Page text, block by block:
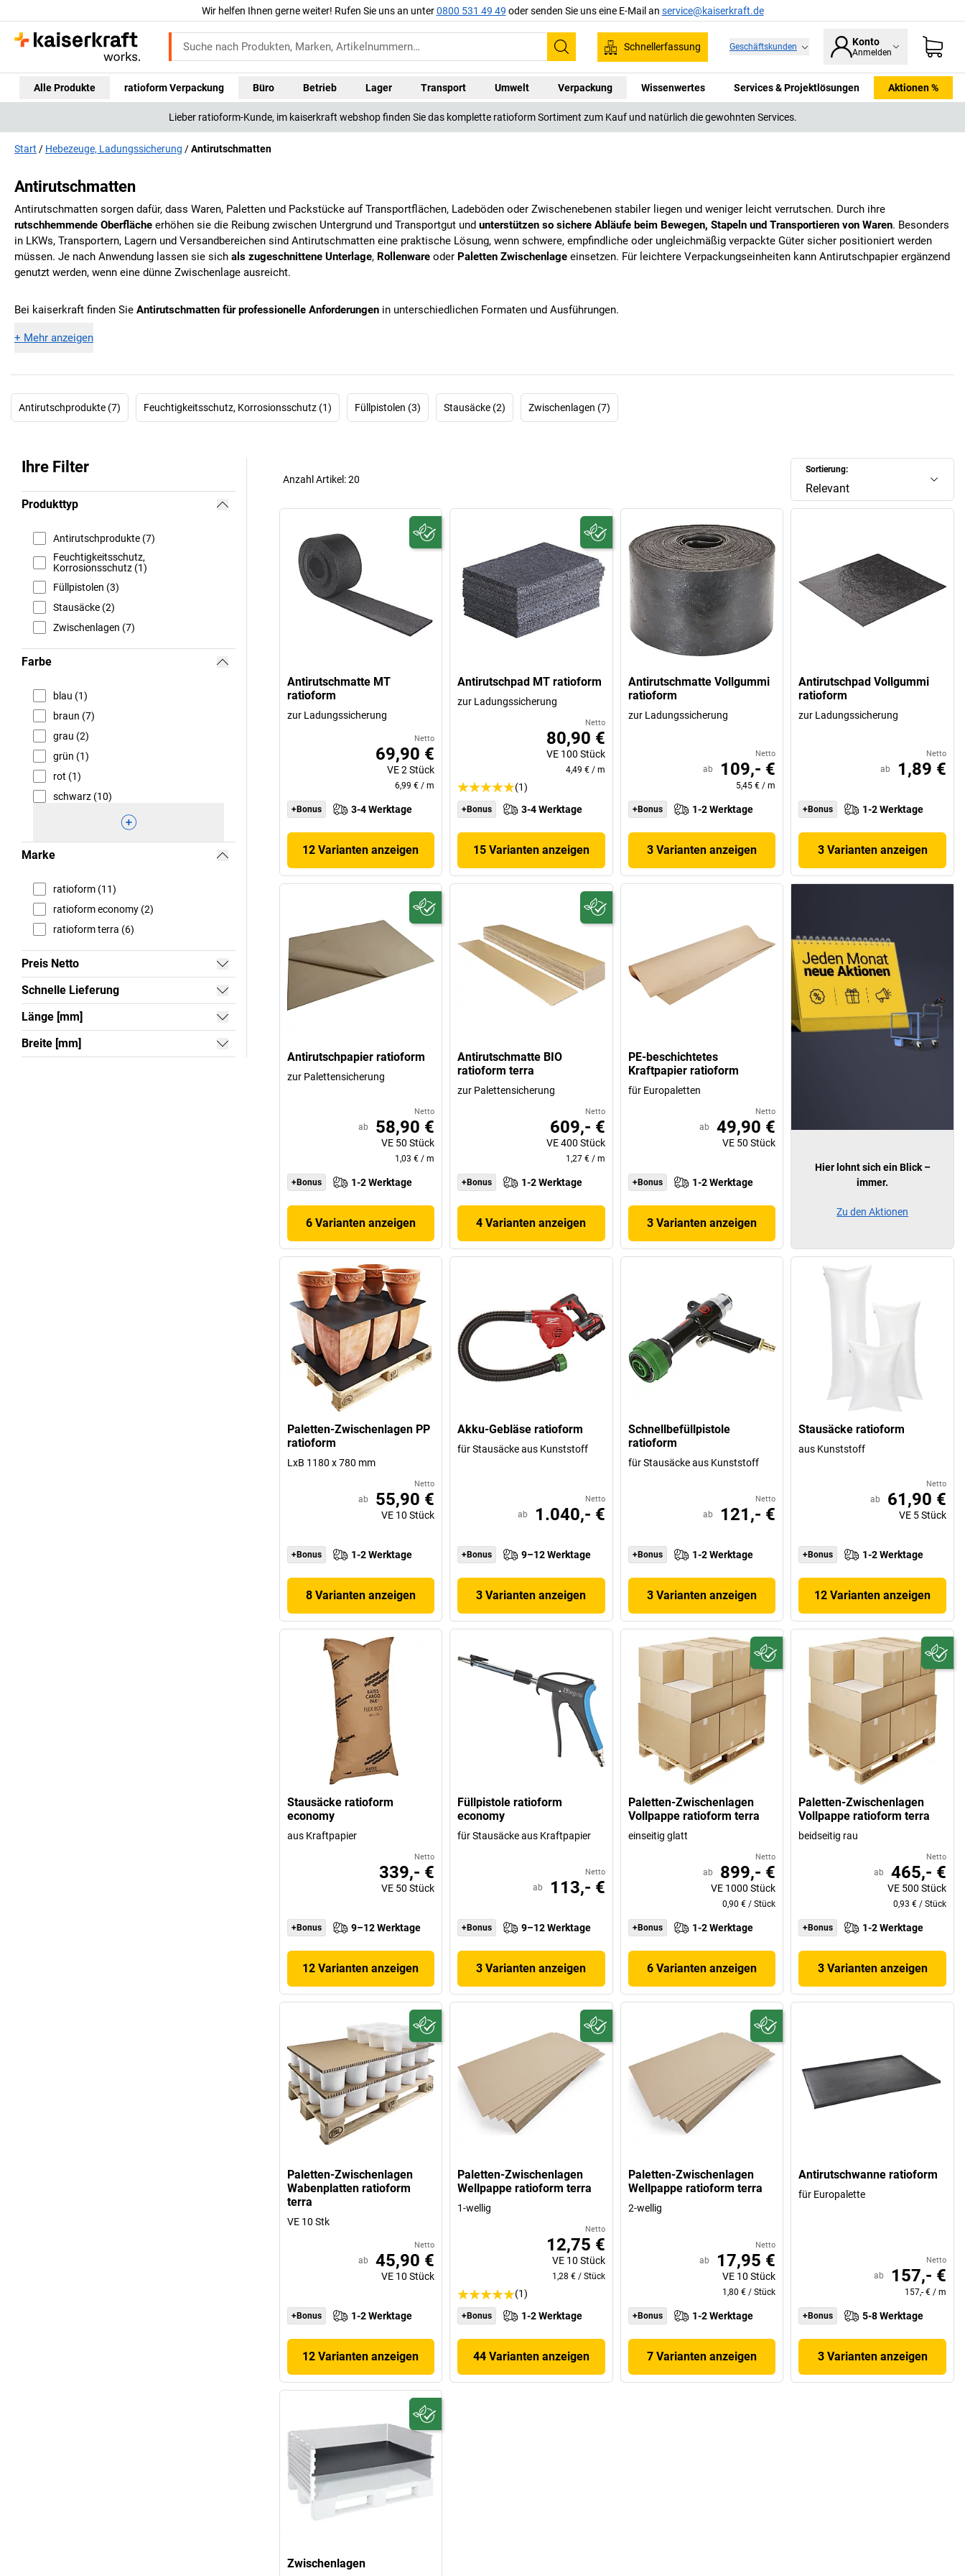
Wir helfen Ihnen gerne weiter! Rufen Sie uns an unter0800 531 49 49 oder senden Sie uns eine E-Mail an service@kaiserkraft.de
Suchen
Schnellerfassung Geschäftskunden Konto
Anmelden
Alle Produkte ratioform Verpackung Büro Betrieb Lager Transport Umwelt Verpackung Wissenwertes Services & Projektlösungen Aktionen %
Lieber ratioform-Kunde, im kaiserkraft webshop finden Sie das komplette ratioform Sortiment zum Kauf und natürlich die gewohnten Services.
Start Hebezeuge, Ladungssicherung Antirutschmatten
Antirutschmatten
Antirutschmatten sorgen dafür, dass Waren, Paletten und Packstücke auf Transportflächen, Ladeböden oder Zwischenebenen stabiler liegen und weniger leicht verrutschen. Durch ihre
rutschhemmende Oberfläche erhöhen sie die Reibung zwischen Untergrund und Transportgut und unterstützen so sichere Abläufe beim Bewegen, Stapeln und Transportieren von Waren. Besonders
in LKWs, Transportern, Lagern und Versandbereichen sind Antirutschmatten eine praktische Lösung, wenn schwere, empfindliche oder ungleichmäßig verpackte Güter sicher positioniert werden
müssen. Je nach Anwendung lassen sie sich als zugeschnittene Unterlage, Rollenware oder Paletten Zwischenlage einsetzen. Für leichtere Verpackungseinheiten kann Antirutschpapier ergänzend
genutzt werden, wenn eine dünne Zwischenlage ausreicht.
Bei kaiserkraft finden Sie Antirutschmatten für professionelle Anforderungen in unterschiedlichen Formaten und Ausführungen.
+ Mehr anzeigen
Antirutschprodukte (7) Feuchtigkeitsschutz, Korrosionsschutz (1) Füllpistolen (3) Stausäcke (2) Zwischenlagen (7)
Ihre Filter
Produkttyp
Antirutschprodukte (7)
Feuchtigkeitsschutz,
Korrosionsschutz (1)
Füllpistolen (3)
Stausäcke (2)
Zwischenlagen (7)
Farbe
blau (1)
braun (7)
grau (2)
grün (1)
rot (1)
schwarz (10)
Marke
ratioform (11)
ratioform economy (2)
ratioform terra (6)
Preis Netto
Schnelle Lieferung
Länge [mm]
Breite [mm]
Sortierung:
Relevant
Anzahl Artikel:20
Antirutschmatte MT
ratioform
zur Ladungssicherung
Netto
69,90 €
VE2Stück
6,99 € /m
+Bonus 3-4 Werktage
12 Varianten anzeigen
Antirutschpad MT ratioform
zur Ladungssicherung
Netto
80,90 €
VE100 Stück
4,49 € / m
(1)
+Bonus 3-4 Werktage
15 Varianten anzeigen
Antirutschmatte Vollgummi
ratioform
zur Ladungssicherung
Netto
ab 109,- €
5,45 € /m
+Bonus 1-2 Werktage
3 Varianten anzeigen
Antirutschpad Vollgummi
ratioform
zur Ladungssicherung
Netto
ab 1,89 €
+Bonus 1-2 Werktage
3 Varianten anzeigen
Antirutschpapier ratioform
zur Palettensicherung
Netto
ab 58,90 €
VE 50Stück
1,03 € /m
+Bonus 1-2 Werktage
6 Varianten anzeigen
Antirutschmatte BIO
ratioform terra
zur Palettensicherung
Netto
609,- €
VE400 Stück
1,27 € / m
+Bonus 1-2 Werktage
4 Varianten anzeigen
PE-beschichtetes
Kraftpapier ratioform
für Europaletten
Netto
ab 49,90 €
VE 50Stück
+Bonus 1-2 Werktage
3 Varianten anzeigen
Paletten-Zwischenlagen PP
ratioform
LxB 1180 x 780 mm
Netto
ab 55,90 €
VE 10Stück
+Bonus 1-2 Werktage
8 Varianten anzeigen
Akku-Gebläse ratioform
für Stausäcke aus Kunststoff
Netto
ab 1.040,- €
+Bonus 9–12 Werktage
3 Varianten anzeigen
Schnellbefüllpistole
ratioform
für Stausäcke aus Kunststoff
Netto
ab 121,- €
+Bonus 1-2 Werktage
3 Varianten anzeigen
Stausäcke ratioform
aus Kunststoff
Netto
ab 61,90 €
VE 5Stück
+Bonus 1-2 Werktage
12 Varianten anzeigen
Stausäcke ratioform
economy
aus Kraftpapier
Netto
339,- €
VE 50Stück
+Bonus 9–12 Werktage
12 Varianten anzeigen
Füllpistole ratioform
economy
für Stausäcke aus Kraftpapier
Netto
ab 113,- €
+Bonus 9–12 Werktage
3 Varianten anzeigen
Paletten-Zwischenlagen
Vollpappe ratioform terra
einseitig glatt
Netto
ab 899,- €
VE 1000Stück
0,90 € /Stück
+Bonus 1-2 Werktage
6 Varianten anzeigen
Paletten-Zwischenlagen
Vollpappe ratioform terra
beidseitig rau
Netto
ab 465,- €
VE 500 Stück
0,93 € / Stück
+Bonus 1-2 Werktage
3 Varianten anzeigen
Paletten-Zwischenlagen
Wabenplatten ratioform
terra
VE 10 Stk
Netto
ab 45,90 €
VE 10Stück
+Bonus 1-2 Werktage
12 Varianten anzeigen
Paletten-Zwischenlagen
Wellpappe ratioform terra
1-wellig
Netto
12,75 €
VE10 Stück
1,28 € / Stück
(1)
+Bonus 1-2 Werktage
44 Varianten anzeigen
Paletten-Zwischenlagen
Wellpappe ratioform terra
2-wellig
Netto
ab 17,95 €
VE 10Stück
1,80 € /Stück
+Bonus 1-2 Werktage
7 Varianten anzeigen
Antirutschwanne ratioform
für Europalette
Netto
ab 157,- €
157,- € / m
+Bonus 5-8 Werktage
3 Varianten anzeigen
Zwischenlagen
Hier lohnt sich ein Blick –
immer.
Zu den Aktionen